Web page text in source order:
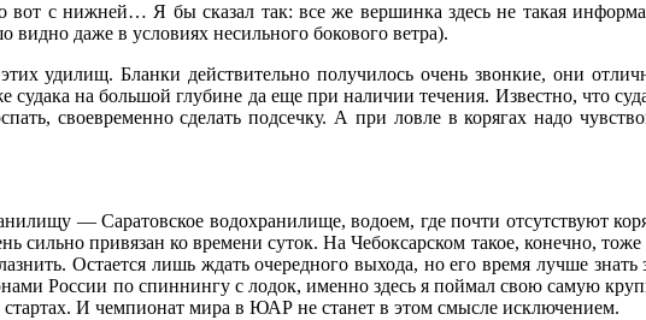
с нижней… Я бы сказал так: все же вершинка здесь не такая
видно даже в условиях несильного бокового ветра).
удилищ. Бланки действительно получилось очень звонкие, они
на большой глубине да еще при наличии течения. Известно, что
своевременно сделать подсечку. А при ловле в корягах надо
— Саратовское водохранилище, водоем, где почти отсутствуют
сильно привязан ко времени суток. На Чебоксарском такое, конечно,
Остается лишь ждать очередного выхода, но его время лучше
России по спиннингу с лодок, именно здесь я поймал свою самую
стартах. И чемпионат мира в ЮАР не станет в этом смысле исключением.